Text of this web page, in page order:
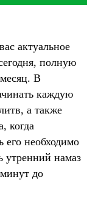
актуальное
полную
В
каждую
а также
когда
его необходимо
утренний намаз
до